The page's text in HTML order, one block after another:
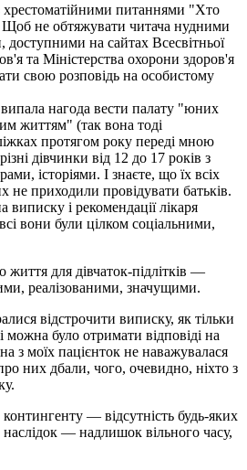
хрестоматійними питаннями "Хто
не обтяжувати читача нудними
на сайтах Всесвітньої
та Міністерства охорони здоров'я
свою розповідь на особистому
нагода вести палату "юних
життям" (так вона тоді
протягом року переді мною
дівчинки від 12 до 17 років з
історіями. І знаєте, що їх всіх
не приходили провідувати батьків.
виписку і рекомендації лікаря
вони були цілком соціальними,
життя для дівчаток-підлітків —
реалізованими, значущими.
відстрочити виписку, як тільки
було отримати відповіді на
з моїх пацієнток не наважувалася
них дбали, чого, очевидно, ніхто з
— відсутність будь-яких
— надлишок вільного часу,